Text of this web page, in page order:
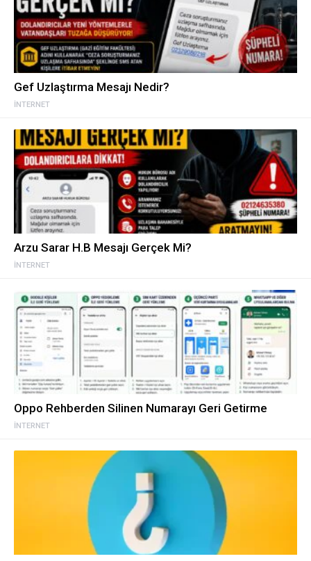
İNTERNET
Gef Uzlaştırma Mesajı Nedir?
İNTERNET
Arzu Sarar H.B Mesajı Gerçek Mi?
İNTERNET
Oppo Rehberden Silinen Numarayı Geri Getirme